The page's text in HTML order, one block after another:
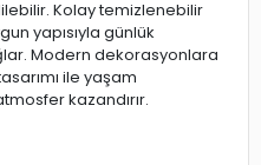
Kolay temizlenebilir
yapısıyla günlük
Modern dekorasyonlara
ile yaşam
kazandırır.